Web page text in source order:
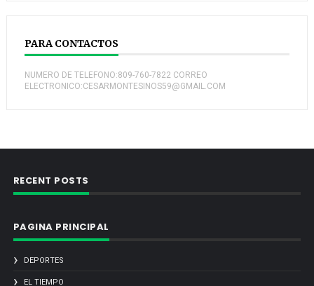
PARA CONTACTOS
NUMERO DE TELEFONO:809-760-7822 CORREO
ELECTRONICO:CESARMONTESINOS59@GMAIL.COM
RECENT POSTS
PAGINA PRINCIPAL
DEPORTES
EL TIEMPO